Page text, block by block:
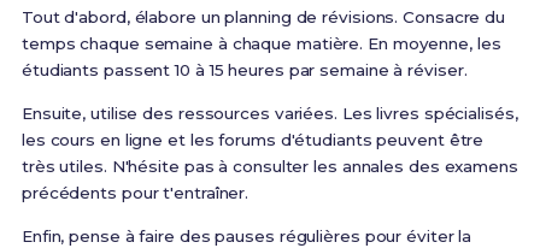
Tout d'abord, élabore un planning de révisions. Consacre du
temps chaque semaine à chaque matière. En moyenne, les
étudiants passent 10 à 15 heures par semaine à réviser.
Ensuite, utilise des ressources variées. Les livres spécialisés,
les cours en ligne et les forums d'étudiants peuvent être
très utiles. N'hésite pas à consulter les annales des examens
précédents pour t'entraîner.
Enfin, pense à faire des pauses régulières pour éviter la